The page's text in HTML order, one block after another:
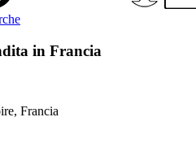
in Francia
Francia